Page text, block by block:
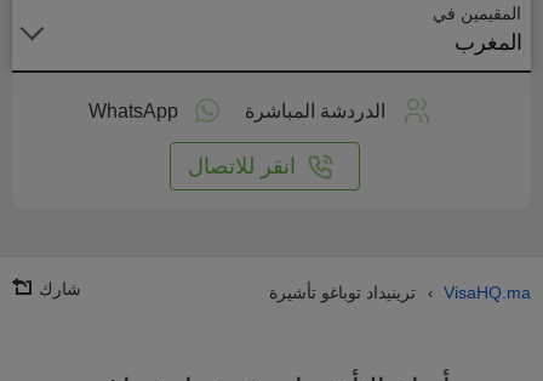
المقيمين في
المغرب
الدردشة المباشرة WhatsApp
انقر للاتصال
VisaHQ.ma
› ترينيداد توباغو تأشيرة شارك